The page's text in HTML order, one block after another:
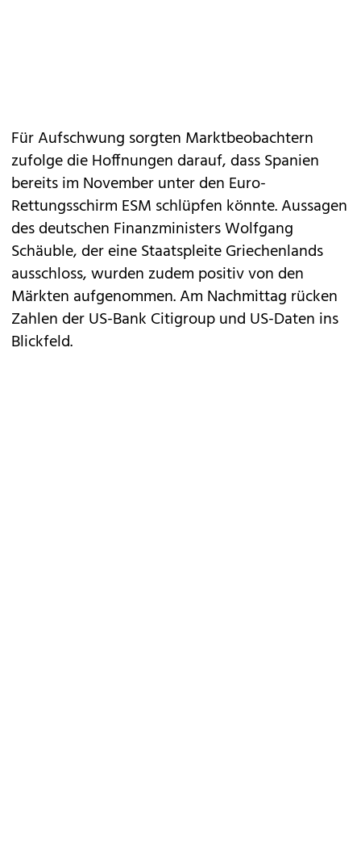
Für Aufschwung sorgten Marktbeobachtern
zufolge die Hoffnungen darauf, dass Spanien
bereits im November unter den Euro-
Rettungsschirm ESM schlüpfen könnte. Aussagen
des deutschen Finanzministers Wolfgang
Schäuble, der eine Staatspleite Griechenlands
ausschloss, wurden zudem positiv von den
Märkten aufgenommen. Am Nachmittag rücken
Zahlen der US-Bank Citigroup und US-Daten ins
Blickfeld.